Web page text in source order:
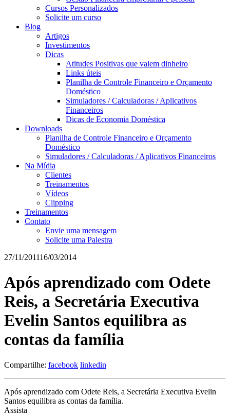
Cursos Personalizados
Solicite um curso
Blog
Artigos
Investimentos
Dicas
Atitudes Positivas que valem dinheiro
Links úteis
Planilha de Controle Financeiro e Orçamento
Doméstico
Simuladores / Calculadoras / Aplicativos
Financeiros
Dicas de Economia Doméstica
Downloads
Planilha de Controle Financeiro e Orçamento
Doméstico
Simuladores / Calculadoras / Aplicativos Financeiros
Na Mídia
Clientes
Treinamentos
Vídeos
Clipping
Treinamentos
Contato
Envie uma mensagem
Solicite uma Palestra
27/11/201116/03/2014
Após aprendizado com Odete
Reis, a Secretária Executiva
Evelin Santos equilibra as
contas da família
Compartilhe: facebook linkedin
Após aprendizado com Odete Reis, a Secretária Executiva Evelin
Santos equilibra as contas da família.
Assista